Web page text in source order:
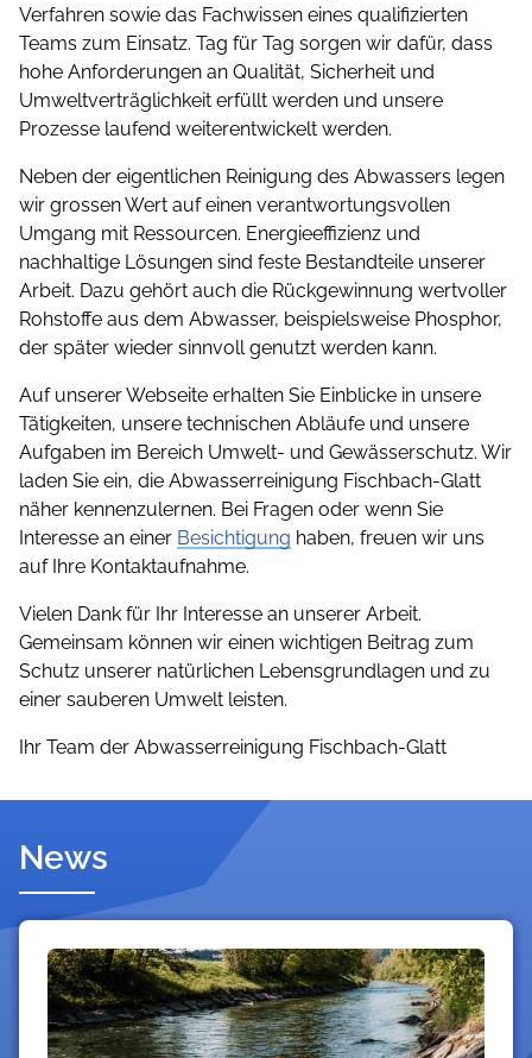
Verfahren sowie das Fachwissen eines qualifizierten
Teams zum Einsatz. Tag für Tag sorgen wir dafür, dass
hohe Anforderungen an Qualität, Sicherheit und
Umwelt­ver­träglichkeit erfüllt werden und unsere
Prozesse laufend weiterentwickelt werden.
Neben der eigentlichen Reinigung des Abwassers legen
wir grossen Wert auf einen verantwortungsvollen
Umgang mit Ressourcen. Energieeffizienz und
nachhaltige Lösungen sind feste Bestandteile unserer
Arbeit. Dazu gehört auch die Rückgewinnung wertvoller
Rohstoffe aus dem Abwasser, beispielsweise Phosphor,
der später wieder sinnvoll genutzt werden kann.
Auf unserer Webseite erhalten Sie Einblicke in unsere
Tätigkeiten, unsere technischen Abläufe und unsere
Aufgaben im Bereich Umwelt- und Gewässerschutz. Wir
laden Sie ein, die Abwasserreinigung Fischbach-Glatt
näher kennenzulernen. Bei Fragen oder wenn Sie
Interesse an einer Besichtigung haben, freuen wir uns
auf Ihre Kontaktaufnahme.
Vielen Dank für Ihr Interesse an unserer Arbeit.
Gemeinsam können wir einen wichtigen Beitrag zum
Schutz unserer natürlichen Lebensgrundlagen und zu
einer sauberen Umwelt leisten.
Ihr Team der Abwasserreinigung Fischbach-Glatt
News